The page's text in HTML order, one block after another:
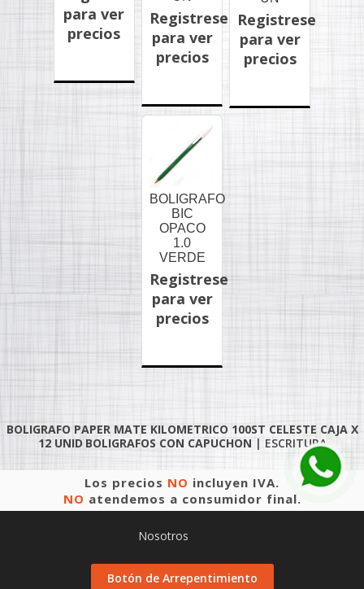
para ver
precios
Registrese
para ver
precios
Registrese
para ver
precios
BOLIGRAFO
BIC
OPACO
1.0
VERDE
Registrese
para ver
precios
BOLIGRAFO PAPER MATE KILOMETRICO 100ST CELESTE CAJA X
12 UNID BOLIGRAFOS CON CAPUCHON | ESCRITURA
Los precios NO incluyen IVA.
NO atendemos a consumidor final.
Nosotros
Botón de Arrepentimiento